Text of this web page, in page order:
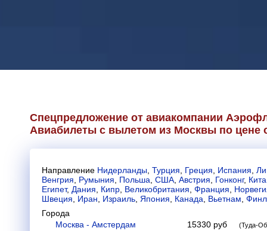
Спецпредложение от авиакомпании
Авиабилеты с вылетом из Москвы по цене
Направление Нидерланды Турция Греция Испания
Венгрия
Румыния Польша США Австрия Гонконг,
Египет, Дания Кипр Великобритания Франция
Швеция
Иран Израиль Япония Канада Вьетнам
Города
Москва - Амстердам
15330 руб (Туда-